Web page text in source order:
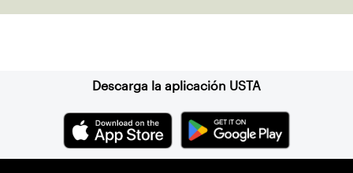
Descarga la aplicación USTA